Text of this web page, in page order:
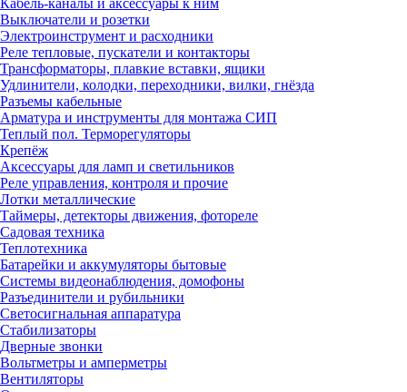
Кабель-каналы и аксессуары к ним
Выключатели и розетки
Электроинструмент и расходники
Реле тепловые, пускатели и контакторы
Трансформаторы, плавкие вставки, ящики
Удлинители, колодки, переходники, вилки, гнёзда
Разъемы кабельные
Арматура и инструменты для монтажа СИП
Теплый пол. Терморегуляторы
Крепёж
Аксессуары для ламп и светильников
Реле управления, контроля и прочие
Лотки металлические
Таймеры, детекторы движения, фотореле
Садовая техника
Теплотехника
Батарейки и аккумуляторы бытовые
Системы видеонаблюдения, домофоны
Разъединители и рубильники
Светосигнальная аппаратура
Стабилизаторы
Дверные звонки
Вольтметры и амперметры
Вентиляторы